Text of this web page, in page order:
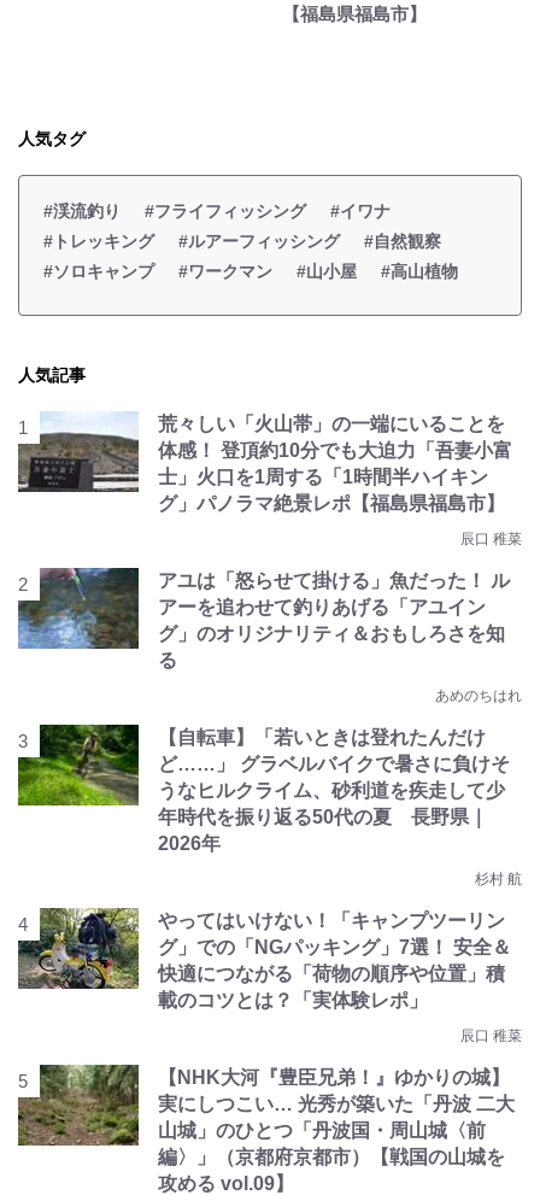
【福島県福島市】
人気タグ
#渓流釣り #フライフィッシング
#イワナ
#トレッキング
#ルアーフィッシング
#自然観察
#ソロキャンプ
#ワークマン #山小屋 #高山植物
人気記事
荒々しい「火山帯」の一端にいることを
体感！ 登頂約10分でも大迫力「吾妻小富
士」火口を1周する「1時間半ハイキン
グ」パノラマ絶景レポ【福島県福島市】
辰口 稚菜
アユは「怒らせて掛ける」魚だった！ ル
アーを追わせて釣りあげる「アユイン
グ」のオリジナリティ＆おもしろさを知
る
あめのちはれ
【自転車】「若いときは登れたんだけ
ど……」 グラベルバイクで暑さに負けそ
うなヒルクライム、砂利道を疾走して少
年時代を振り返る50代の夏 長野県｜
2026年
杉村 航
やってはいけない！「キャンプツーリン
グ」での「NGパッキング」7選！ 安全＆
快適につながる「荷物の順序や位置」積
載のコツとは？「実体験レポ」
辰口 稚菜
【NHK大河『豊臣兄弟！』ゆかりの城】
実にしつこい… 光秀が築いた「丹波 二大
山城」のひとつ「丹波国・周山城〈前
編〉」（京都府京都市）【戦国の山城を
攻める vol.09】